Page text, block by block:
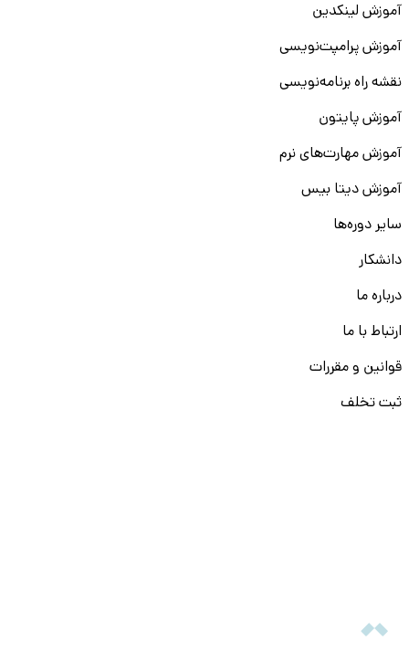
آموزش لینکدین
آموزش پرامپت‌نویسی
نقشه راه برنامه‌نویسی
آموزش پایتون
آموزش مهارت‌های نرم
آموزش دیتا بیس
سایر دوره‌ها
دانشکار
درباره ما
ارتباط با ما
قوانین و مقررات
ثبت تخلف